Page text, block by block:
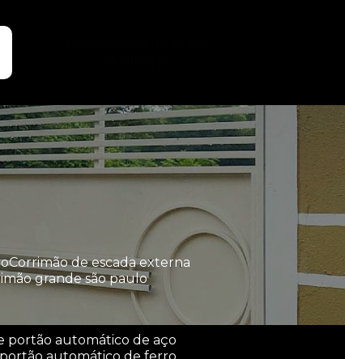
corrimão de escada externa
grande são paulo
portão automático de aço